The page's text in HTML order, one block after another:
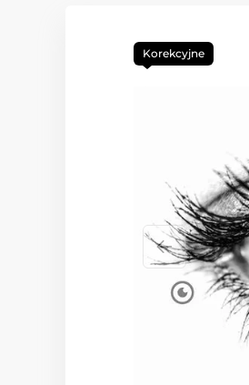
Korekcyjne